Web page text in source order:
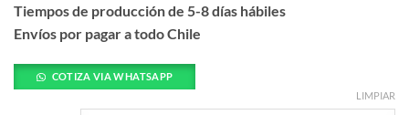
Tiempos de producción de 5-8 días hábiles
Envíos por pagar a todo Chile
COTIZA VIA WHATSAPP
LIMPIAR